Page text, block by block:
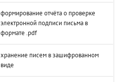
формирование отчёта о проверке
электронной подписи письма в
формате .pdf
хранение писем в зашифрованном
виде